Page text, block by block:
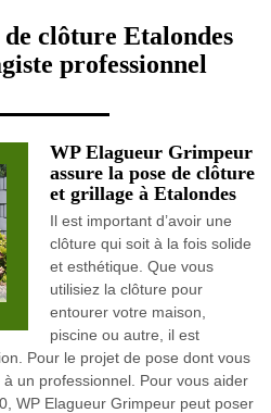
clôture Etalondes
professionnel
WP Elagueur Grimpeur
assure la pose de clôture
et grillage à Etalondes
Il est important d’avoir une
clôture qui soit à la fois solide
et esthétique. Que vous
utilisiez la clôture pour
entourer votre maison,
piscine ou autre, il est
Pour le projet de pose dont vous
un professionnel. Pour vous aider
WP Elagueur Grimpeur peut poser